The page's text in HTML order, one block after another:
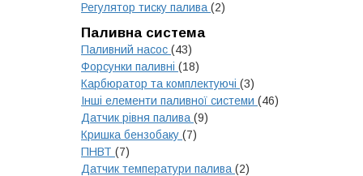
Регулятор тиску палива (2)
Паливна система
Паливний насос (43)
Форсунки паливні (18)
Карбюратор та комплектуючі (3)
Інші елементи паливної системи (46)
Датчик рівня палива (9)
Кришка бензобаку (7)
ПНВТ (7)
Датчик температури палива (2)